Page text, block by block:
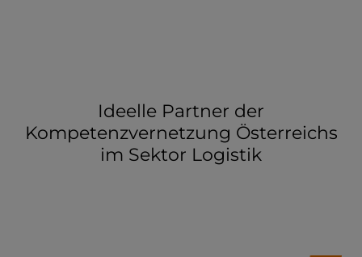
Ideelle Partner der
Kompetenzvernetzung Österreichs
im Sektor Logistik